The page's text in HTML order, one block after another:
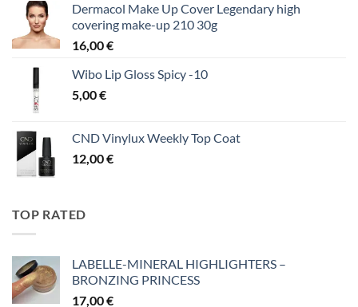
Dermacol Make Up Cover Legendary high
covering make-up 210 30g
16,00€
Wibo Lip Gloss Spicy -10
5,00€
CND Vinylux Weekly Top Coat
12,00€
TOP RATED
LABELLE-MINERAL HIGHLIGHTERS –
BRONZING PRINCESS
17,00€